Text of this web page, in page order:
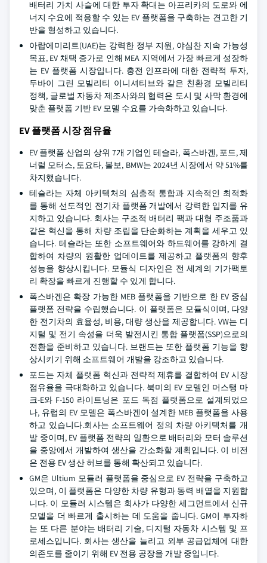
배터리 가치 사슬에 대한 투자 확대는 아프리카의 도로와 에
너지 수요에 적응할 수 있는 EV 플랫폼을 구축하는 견고한 기
반을 형성하고 있습니다.
아랍에미리트(UAE)는 강력한 정부 지원, 야심찬 지속 가능성
목표, EV 채택 증가로 인해 MEA 지역에서 가장 빠르게 성장하
는 EV 플랫폼 시장입니다. 충전 인프라에 대한 전략적 투자,
두바이 그린 모빌리티 이니셔티브와 같은 친환경 모빌리티
정책, 글로벌 자동차 제조사와의 협력은 도시 및 사막 환경에
맞춘 플랫폼 기반 EV 모델 수요를 가속화하고 있습니다.
EV 플랫폼 시장 점유율
EV 플랫폼 산업의 상위 7개 기업인 테슬라, 폭스바겐, 포드, 제
너럴 모터스, 토요타, 볼보, BMW는 2024년 시장에서 약 51%를
차지했습니다.
테슬라는 자체 아키텍처의 심층적 통합과 지속적인 최적화
를 통해 선도적인 전기차 플랫폼 개발에서 강력한 입지를 유
지하고 있습니다. 회사는 구조적 배터리 팩과 대형 주조품과
같은 혁신을 통해 차량 조립을 단순화하는 계획을 세우고 있
습니다. 테슬라는 또한 소프트웨어와 하드웨어를 강하게 결
합하여 차량의 원활한 업데이트를 제공하고 플랫폼의 향후
성능을 향상시킵니다. 모듈식 디자인은 전 세계의 기가팩토
리 확장을 빠르게 진행할 수 있게 합니다.
폭스바겐은 확장 가능한 MEB 플랫폼을 기반으로 한 EV 중심
플랫폼 전략을 수립했습니다. 이 플랫폼은 모듈식이며, 다양
한 전기차의 효율성, 비용, 대량 생산을 제공합니다. VW는 디
지털 및 전기 속성을 더욱 발전시킨 통합 플랫폼(SSP)으로의
전환을 준비하고 있습니다. 브랜드는 또한 플랫폼 기능을 향
상시키기 위해 소프트웨어 개발을 강조하고 있습니다.
포드는 자체 플랫폼 혁신과 전략적 제휴를 결합하여 EV 시장
점유율을 극대화하고 있습니다. 북미의 EV 모델인 머스탱 마
크-E와 F-150 라이트닝은 포드 독점 플랫폼으로 설계되었으
나, 유럽의 EV 모델은 폭스바겐이 설계한 MEB 플랫폼을 사용
하고 있습니다.회사는 소프트웨어 정의 차량 아키텍처를 개
발 중이며, EV 플랫폼 전략의 일환으로 배터리와 모터 솔루션
을 중앙에서 개발하여 생산을 간소화할 계획입니다. 이 비전
은 전용 EV 생산 허브를 통해 확산되고 있습니다.
GM은 Ultium 모듈러 플랫폼을 중심으로 EV 전략을 구축하고
있으며, 이 플랫폼은 다양한 차량 유형과 동력 배열을 지원합
니다. 이 모듈러 시스템은 회사가 다양한 세그먼트에서 신규
모델을 더 빠르게 출시하는 데 도움을 줍니다. GM이 투자하
는 또 다른 분야는 배터리 기술, 디지털 자동차 시스템 및 프
로세스입니다. 회사는 생산을 늘리고 외부 공급업체에 대한
의존도를 줄이기 위해 EV 전용 공장을 개발 중입니다.